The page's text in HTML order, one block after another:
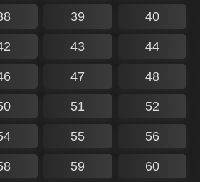
39 40
43 44
47 48
51 52
55 56
59 60